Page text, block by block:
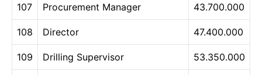
107 Procurement Manager 43.700.000
108 Director 47.400.000
109 Drilling Supervisor 53.350.000